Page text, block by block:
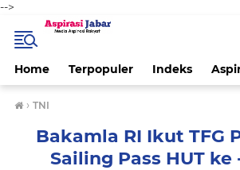
-->
Home Terpopuler Indeks
› TNI
Bakamla RI Ikut TFG
Sailing Pass HUT ke